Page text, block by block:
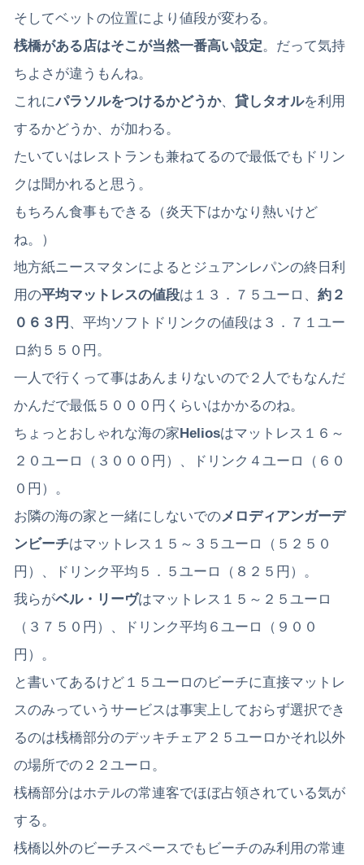
そしてベットの位置により値段が変わる。
桟橋がある店はそこが当然一番高い設定。だって気持
ちよさが違うもんね。
これにパラソルをつけるかどうか、 貸しタオルを利用
するかどうか、が加わる。
たいていはレストランも兼ねてるので最低でもドリン
クは聞かれると思う。
もちろん食事もできる（炎天下はかなり熱いけど
ね。）
地方紙ニースマタンによるとジュアンレパンの終日利
用の平均マットレスの値段は１３．７５ユーロ、 約２
０６３円 、平均ソフトドリンクの値段は３．７１ユー
ロ約５５０円。
一人で行くって事はあんまりないので２人でもなんだ
かんだで最低５０００円くらいはかかるのね。
ちょっとおしゃれな海の家 Heliosはマットレス１６～
２０ユーロ（３０００円）、ドリンク４ユーロ（６０
０円）。
お隣の海の家と一緒にしないでのメロディアンガーデ
ンビーチはマットレス１５～３５ユーロ（５２５０
円）、ドリンク平均５．５ユーロ（８２５円）。
我らがベル・リーヴはマットレス１５～２５ユーロ
（３７５０円）、ドリンク平均６ユーロ（９００
円）。
と書いてあるけど１５ユーロのビーチに直接マットレ
スのみっていうサービスは事実上しておらず選択でき
るのは桟橋部分のデッキチェア２５ユーロかそれ以外
の場所での２２ユーロ。
桟橋部分はホテルの常連客でほぼ占領されている気が
する。
桟橋以外のビーチスペースでもビーチのみ利用の常連